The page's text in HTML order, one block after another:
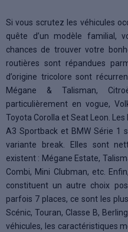
Si vous scrutez les véhicules
quête d’un modèle familial,
chances de trouver votre
routières sont répandues
d’origine tricolore sont
Mégane & Talisman,
particulièrement en vogue,
Toyota Corolla et Seat Leon.
A3 Sportback et BMW Série 1
variante break. Elles sont
existent : Mégane Estate,
Combi, Mini Clubman, etc.
constituent un autre choix
parfois 7 places, ce sont les
Scénic, Touran, Classe B,
véhicules, les caractéristiques